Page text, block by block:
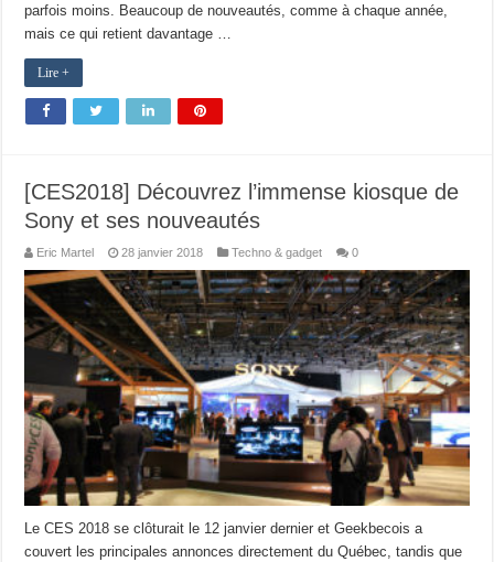
parfois moins. Beaucoup de nouveautés, comme à chaque année,
mais ce qui retient davantage …
Lire +
[CES2018] Découvrez l’immense kiosque de
Sony et ses nouveautés
Eric Martel 28 janvier 2018 Techno & gadget 0
Le CES 2018 se clôturait le 12 janvier dernier et Geekbecois a
couvert les principales annonces directement du Québec, tandis que